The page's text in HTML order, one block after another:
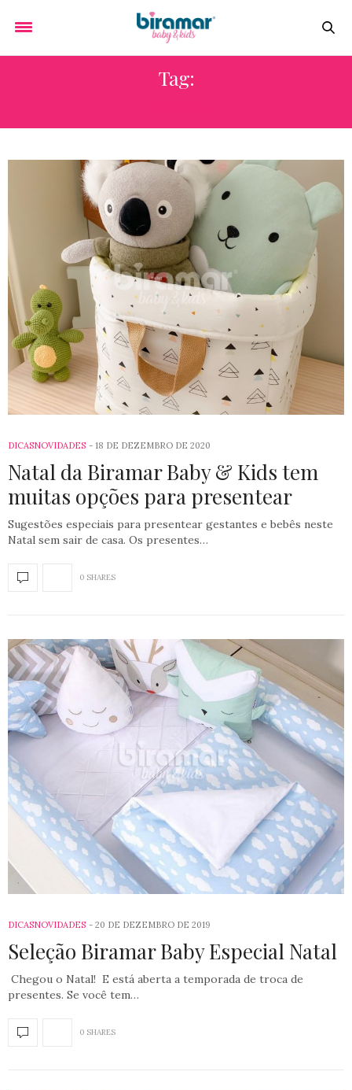
Tag:
DICASNOVIDADES 18 DE DEZEMBRO DE 2020
Natal da Biramar Baby & Kids tem
muitas opções para presentear
Sugestões especiais para presentear gestantes e bebês neste
Natal sem sair de casa. Os presentes…
0 SHARES
DICASNOVIDADES 20 DE DEZEMBRO DE 2019
Seleção Biramar Baby Especial Natal
Chegou o Natal! E está aberta a temporada de troca de
presentes. Se você tem…
0 SHARES